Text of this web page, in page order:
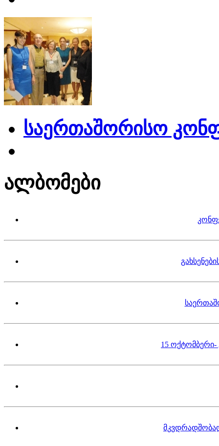
საერთაშორისო
ალბომები
15